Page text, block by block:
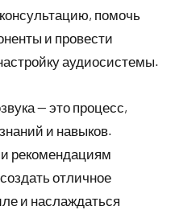
помочь
и провести
аудиосистемы.
— это процесс,
и навыков.
рекомендациям
отличное
и наслаждаться